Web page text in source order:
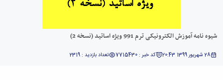
شیوه نامه آموزش الکترونیکی ترم 991 ویژه اساتید (نسخه 2)
28 شهریور 1399 20:43 کد خبر : 7715430 تعداد بازدید : 2319